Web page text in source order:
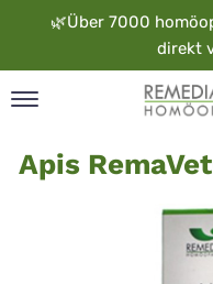
🌿Über 7000
direkt
Apis
Apis